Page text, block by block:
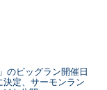
のビッグラン開催日
決定、サーモンラン